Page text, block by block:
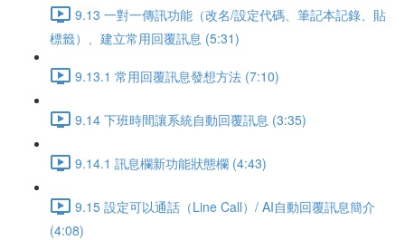
9.13 一對一傳訊功能（改名/設定代碼、筆記本記錄、貼
標籤）、建立常用回覆訊息 (5:31)
9.13.1 常用回覆訊息發想方法 (7:10)
9.14 下班時間讓系統自動回覆訊息 (3:35)
9.14.1 訊息欄新功能狀態欄 (4:43)
9.15 設定可以通話（Line Call）/ AI自動回覆訊息簡介
(4:08)